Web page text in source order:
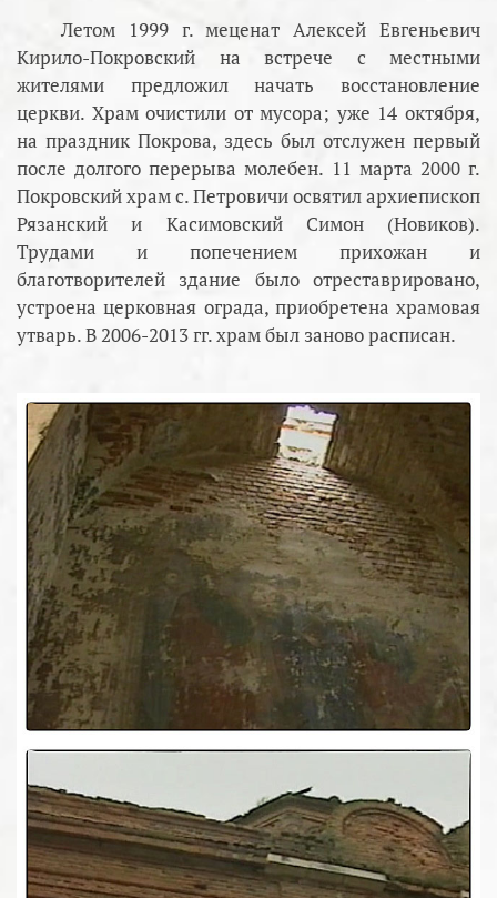
Летом 1999 г. меценат Алексей Евгеньевич
Кирило-Покровский на встрече с местными
жителями предложил начать восстановление
церкви. Храм очистили от мусора; уже 14 октября,
на праздник Покрова, здесь был отслужен первый
после долгого перерыва молебен. 11 марта 2000 г.
Покровский храм с. Петровичи освятил архиепископ
Рязанский и Касимовский Симон (Новиков).
Трудами и попечением прихожан и
благотворителей здание было отреставрировано,
устроена церковная ограда, приобретена храмовая
утварь. В 2006-2013 гг. храм был заново расписан.